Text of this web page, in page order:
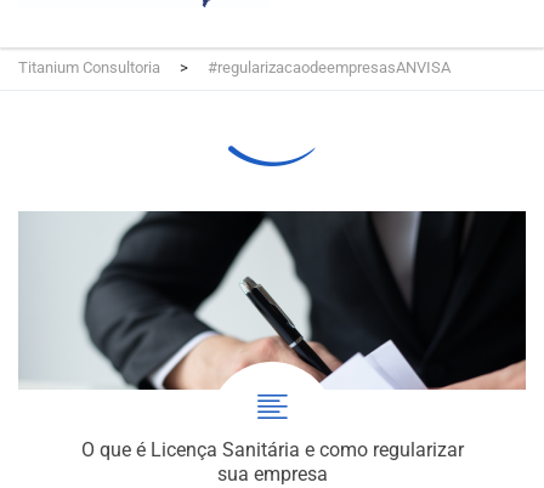
Titanium Consultoria > #regularizacaodeempresasANVISA
O que é Licença Sanitária e como regularizar
sua empresa